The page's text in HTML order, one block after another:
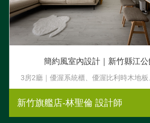
簡約風室內設計｜新竹縣江
3房2廳｜優渥系統櫃、優渥比利時木地
條
新竹旗艦店-林聖倫 設計師